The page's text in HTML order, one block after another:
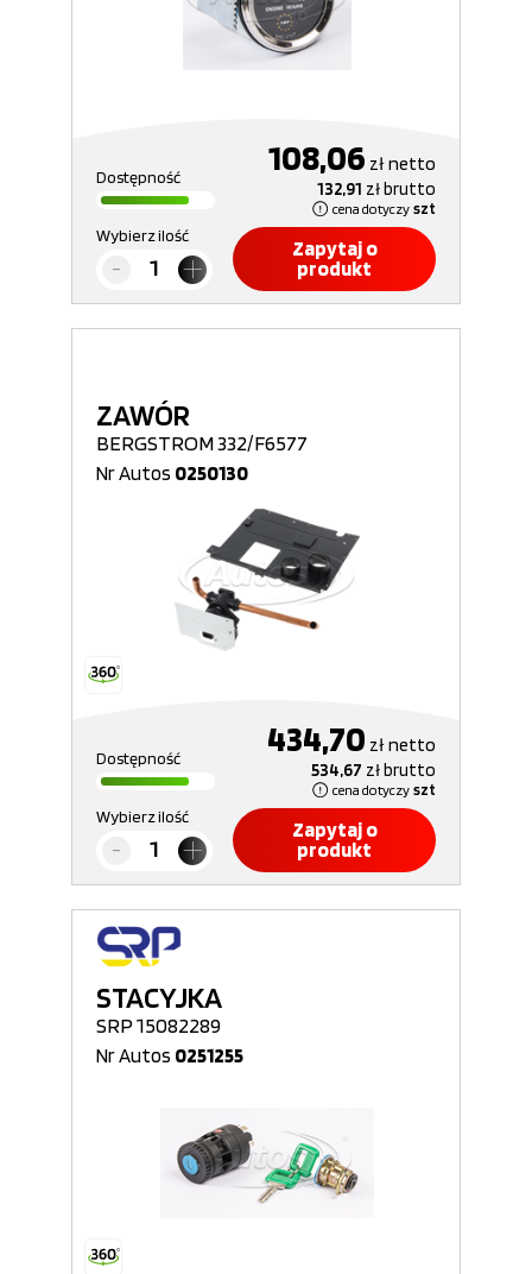
Dostępność 108,06 złnetto
132,91 złbrutto
cena dotyczy szt
Wybierz ilość
Zapytaj o
produkt
ZAWÓR
BERGSTROM 332/F6577
Nr Autos 0250130
Dostępność 434,70 złnetto
534,67 złbrutto
cena dotyczy szt
Wybierz ilość
Zapytaj o
produkt
STACYJKA
SRP 15082289
Nr Autos 0251255